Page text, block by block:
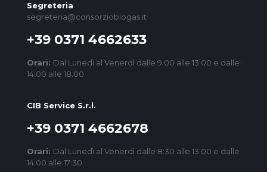
Segreteria
segreteria@consorziobiogas.it
+39 0371 4662633
Orari: Dal Lunedì al Venerdì dalle 9:00 alle 13:00 e dalle
14:00 alle 18:00
CIB Service S.r.l.
+39 0371 4662678
Orari: Dal Lunedì al Venerdì dalle 8:30 alle 13:00 e dalle
14:00 alle 17:30